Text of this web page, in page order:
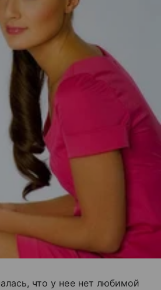
что у нее нет любимой